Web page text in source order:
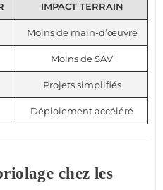
IMPACT TERRAIN
Moins de main-d’œuvre
Moins de SAV
Projets simplifiés
Déploiement accéléré
chez les